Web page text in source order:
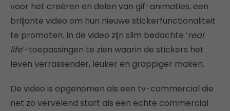
voor het creëren en delen van gif-animaties, een
briljante video om hun nieuwe stickerfunctionaliteit
te promoten. In de video zijn slim bedachte ‘real
life’-toepassingen te zien waarin de stickers het
leven verrassender, leuker en grappiger maken.
De video is opgenomen als een tv-commercial die
net zo vervelend start als een echte commercial